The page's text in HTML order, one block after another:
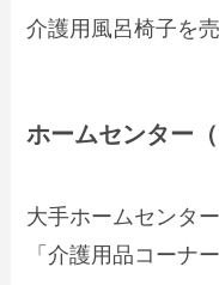
介護用風呂椅子を
ホームセンター
大手ホームセンタ
「介護用品コーナ